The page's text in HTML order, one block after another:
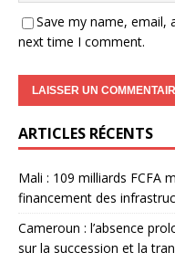
Save my name, email,
next time I comment.
ARTICLES RÉCENTS
Mali : 109 milliards FCFA
financement des
Cameroun : l’absence
sur la succession et la